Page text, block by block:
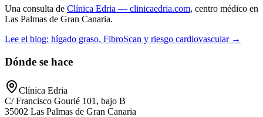
Una consulta de Clínica Edria — clinicaedria.com, centro médico en
Las Palmas de Gran Canaria.
Lee el blog: hígado graso, FibroScan y riesgo cardiovascular →
Dónde se hace
Clínica Edria
C/ Francisco Gourié 101, bajo B
35002 Las Palmas de Gran Canaria